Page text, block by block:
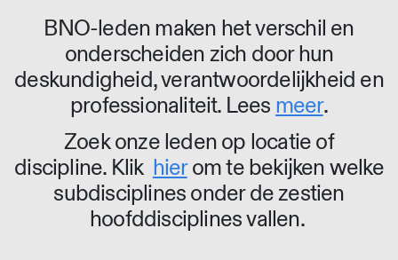
BNO-leden maken het verschil en
onderscheiden zich door hun
deskundigheid, verantwoordelijkheid en
professionaliteit. Lees meer.
Zoek onze leden op locatie of
discipline. Klik hierom te bekijken welke
subdisciplines onder de zestien
hoofddisciplines vallen.